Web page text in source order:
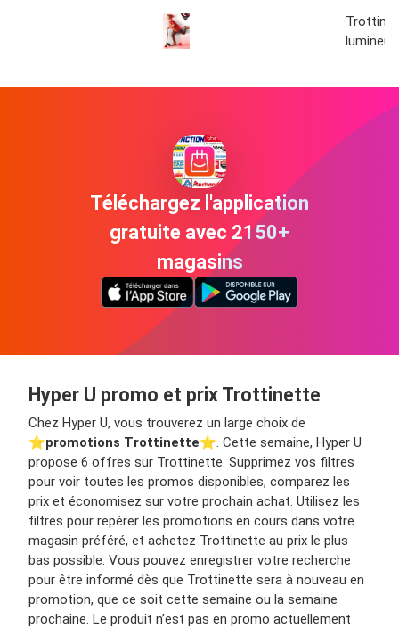
Téléchargez l'application
gratuite avec 2150+
magasins
Hyper U promo et prix Trottinette
Chez Hyper U, vous trouverez un large choix de
⭐️promotions Trottinette⭐️. Cette semaine, Hyper U
propose 6 offres sur Trottinette. Supprimez vos filtres
pour voir toutes les promos disponibles, comparez les
prix et économisez sur votre prochain achat. Utilisez les
filtres pour repérer les promotions en cours dans votre
magasin préféré, et achetez Trottinette au prix le plus
bas possible. Vous pouvez enregistrer votre recherche
pour être informé dès que Trottinette sera à nouveau en
promotion, que ce soit cette semaine ou la semaine
prochaine. Le produit n’est pas en promo actuellement